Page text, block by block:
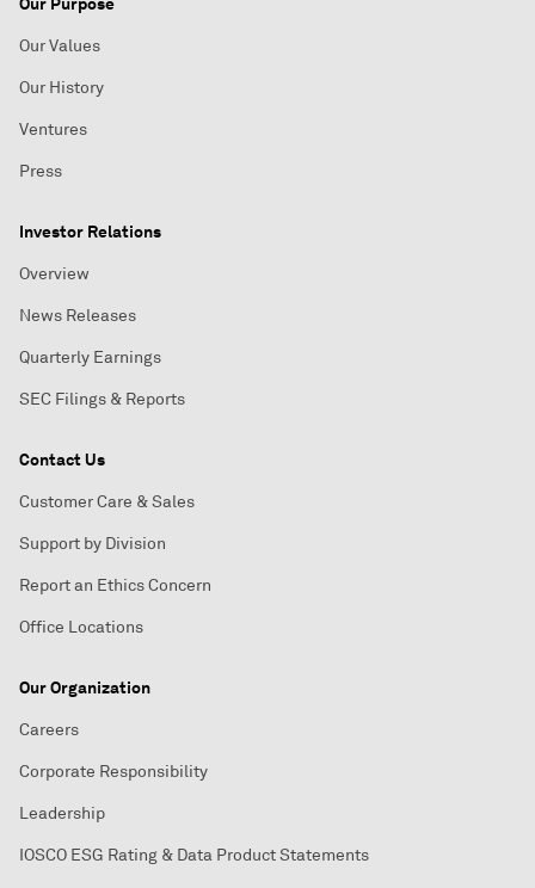
Our Values
Our History
Ventures
Press
Investor Relations
Overview
News Releases
Quarterly Earnings
SEC Filings & Reports
Contact Us
Customer Care & Sales
Support by Division
Report an Ethics Concern
Office Locations
Our Organization
Careers
Corporate Responsibility
Leadership
IOSCO ESG Rating & Data Product Statements